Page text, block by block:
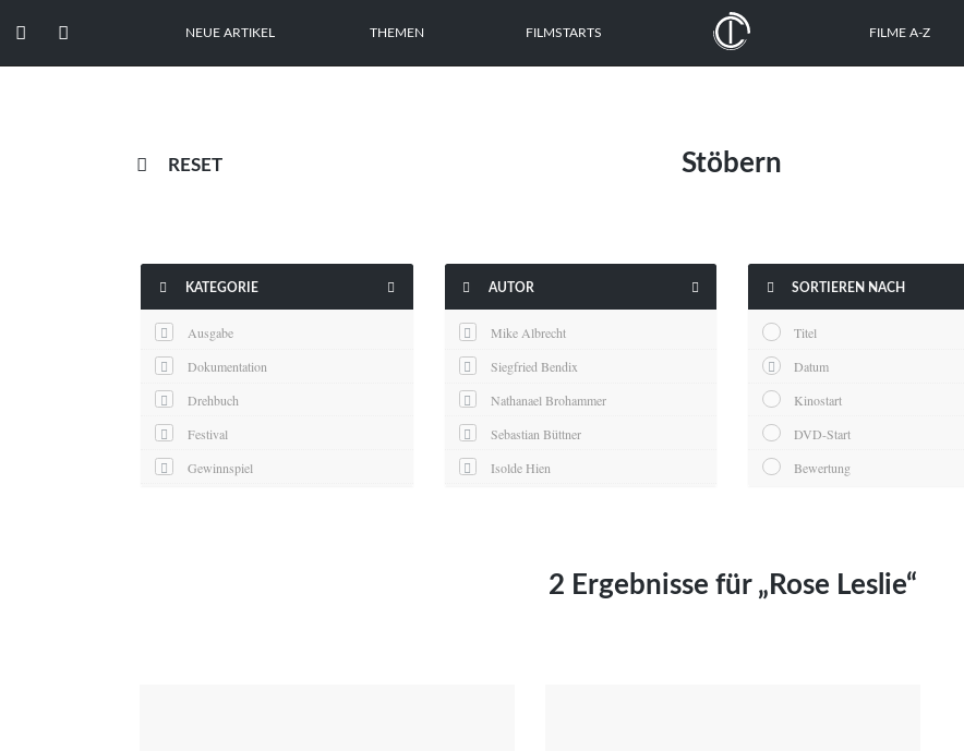
  NEUE ARTIKEL THEMEN FILMSTARTS FILME A-Z
 RESET Stöbern
 KATEGORIE 
Ausgabe
Dokumentation
Drehbuch
Festival
Gewinnspiel
 AUTOR 
Mike Albrecht
Siegfried Bendix
Nathanael Brohammer
Sebastian Büttner
Isolde Hien
 SORTIEREN NACH
Titel
Datum
Kinostart
DVD-Start
Bewertung
2 Ergebnisse für „Rose Leslie“